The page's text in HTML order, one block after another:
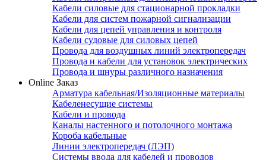
Кабели силовые для стационарной прокладки
Кабели для систем пожарной сигнализации
Кабели для цепей управления и контроля
Кабели судовые для силовых цепей
Провода для воздушных линий электропередач
Провода и кабели для установок электрических
Провода и шнуры различного назначения
Online Заказ
Арматура кабельная/Изоляционные материалы
Кабеленесущие системы
Кабели и провода
Каналы настенного и потолочного монтажа
Короба кабельные
Линии электропередач (ЛЭП)
Системы ввода для кабелей и проводов